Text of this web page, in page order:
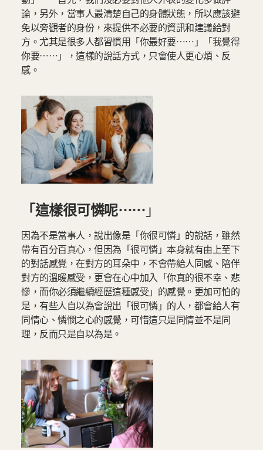
論，另外，當事人最清楚自己的身體狀態，所以應該避
免以旁觀者的身份，來提供不必要的資訊和建議給對
方。尤其是很多人都習慣用「你最好要⋯⋯」「我覺得
你要⋯⋯」，這樣的說話方式，只會使人更心煩、反
感。
「這樣很可憐呢⋯⋯ 」
因為不是當事人，說出像是「你很可憐」的說話，雖然
帶有百分百真心，但因為「很可憐」本身就有由上至下
的對話感覺，在對方的耳朵中，不會帶給人同感、陪伴
對方的溫暖感受，更會在心中加入「你真的很不幸、悲
慘，而你必須繼續經歷這種感受」的感覺。更加可怕的
是，有些人自以為會說出「很可憐」的人，都會給人有
同情心、憐憫之心的感覺，可惜這只是同情並不是同
理，反而只是自以為是。